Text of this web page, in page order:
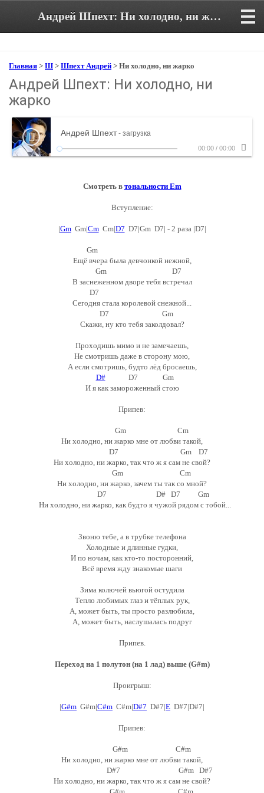
Андрей Шпехт: Ни холодно, ни жарко. Аккорды и текст песни
Главная > Ш > Шпехт Андрей > Ни холодно, ни жарко
Андрей Шпехт: Ни холодно, ни
жарко
Андрей Шпехт- загрузка
00:00 / 00:00
Смотреть в тональности Em
Вступление:
|GmGm|CmCm|D7 D7|Gm D7| - 2 раза |D7|
Gm
Ещё вчера была девчонкой нежной,
Gm D7
В заснеженном дворе тебя встречал
D7
Сегодня стала королевой снежной...
D7 Gm
Скажи, ну кто тебя заколдовал?
Проходишь мимо и не замечаешь,
Не смотришь даже в сторону мою,
А если смотришь, будто лёд бросаешь,
D#D7 Gm
И я как замороженный стою
Припев:
Gm Cm
Ни холодно, ни жарко мне от любви такой,
D7 Gm D7
Ни холодно, ни жарко, так что ж я сам не свой?
Gm Cm
Ни холодно, ни жарко, зачем ты так со мной?
D7 D# D7 Gm
Ни холодно, ни жарко, как будто я чужой рядом с тобой...
Звоню тебе, а в трубке телефона
Холодные и длинные гудки,
И по ночам, как кто-то посторонний,
Всё время жду знакомые шаги
Зима колючей вьюгой остудила
Тепло любимых глаз и тёплых рук,
А, может быть, ты просто разлюбила,
А, может быть, наслушалась подруг
Припев.
Переход на 1 полутон (на 1 лад) выше (G#m)
Проигрыш:
|G#m G#m|C#m C#m|D#7 D#7|E D#7|D#7|
Припев:
G#m C#m
Ни холодно, ни жарко мне от любви такой,
D#7 G#m D#7
Ни холодно, ни жарко, так что ж я сам не свой?